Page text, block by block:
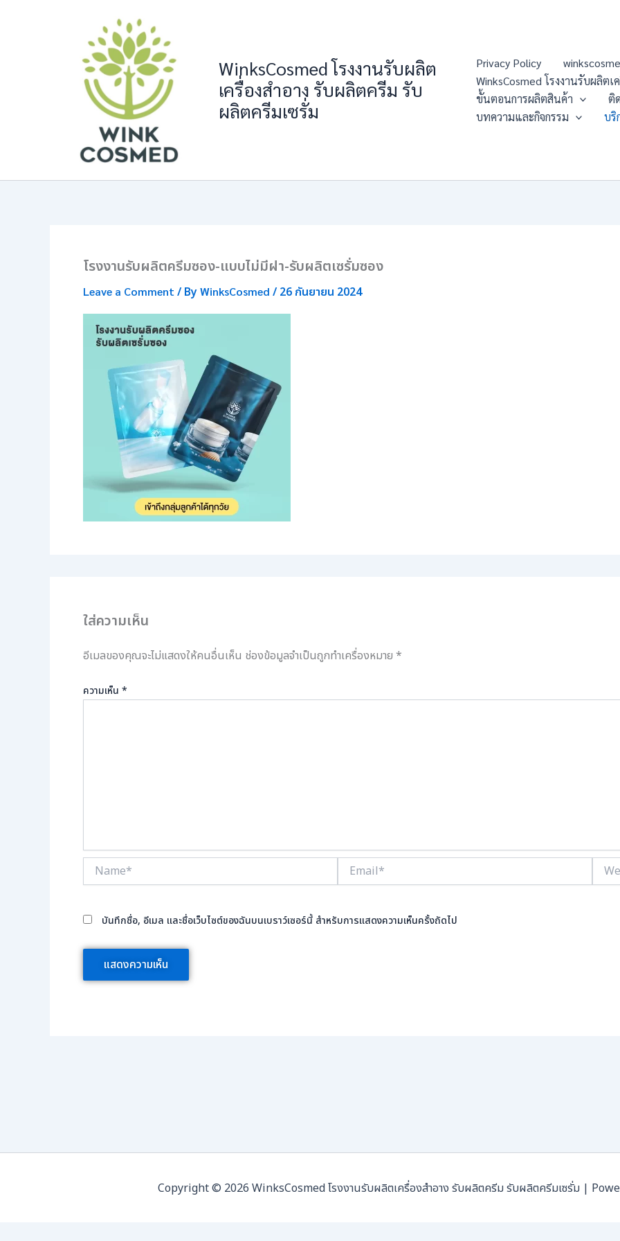
WinksCosmed โรงงานรับผลิต
เครื่องสำอาง รับผลิตครีม รับ
ผลิตครีมเซรั่ม
Privacy Policy
WinksCosmed โรงงานรับผลิต
ขั้นตอนการผลิตสินค้า
ติ
บทความและกิจกรรม
บริ
โรงงานรับผลิตครีมซอง-แบบไม่มีฝา-รับผลิตเซรั่มซอง
Leave a Comment / ByWinksCosmed / 26 กันยายน 2024
ใส่ความเห็น
อีเมลของคุณจะไม่แสดงให้คนอื่นเห็น ช่องข้อมูลจำเป็นถูกทำเครื่องหมาย *
ความเห็น *
Name* Email*
บันทึกชื่อ, อีเมล และชื่อเว็บไซต์ของฉันบนเบราว์เซอร์นี้ สำหรับการแสดงความเห็นครั้งถัดไป
Copyright © 2026 WinksCosmed โรงงานรับผลิตเครื่องสำอาง รับผลิตครีม รับผลิตครีมเซรั่ม |